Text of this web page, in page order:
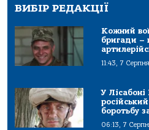
ВИБІР РЕДАКЦІЇ
Кожний
бригади –
11:43, 7
У
боротьбу
06:13, 7